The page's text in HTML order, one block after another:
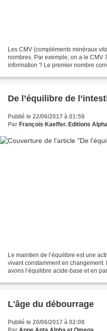
Les CMV (compléments minéraux
nombres. Par exemple, on a le CMV
information ? Le premier nombre
De l’équilibre de
Publié le 22/06/2017 à 01:59
Par François Kaeffer. Editions
Le maintien de l’équilibre est une
vivant constamment en
avons l’équilibre acide-base et en
L'âge du débourrage
Publié le 20/06/2017 à 02:08